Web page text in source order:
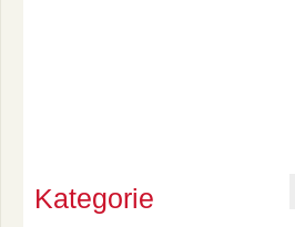
Kategorie